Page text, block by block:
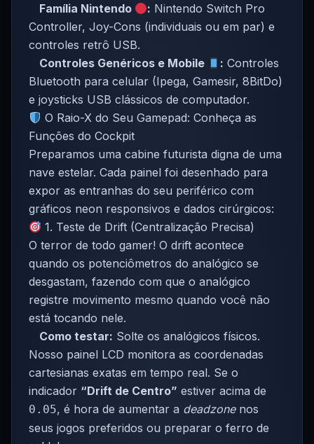
Família Nintendo
: Nintendo Switch Pro
Controller, Joy-Cons (individuais ou em par) e
controles retrô USB.
Controles Genéricos e Mobile
: Controles
Bluetooth para celular (Ipega, Gamesir, 8BitDo)
e joysticks USB clássicos de computador.
O Raio-X do Seu Gamepad: Conheça as
Funções do Cockpit
Preparamos uma cabine futurista digna de uma
nave estelar. Cada painel foi desenhado para
expor as entranhas do seu periférico com
gráficos neon responsivos e dados cirúrgicos:
1. Teste de Drift (Centralização Precisa)
O terror de todo gamer! O drift acontece
quando os potenciômetros do analógico se
desgastam, fazendo com que o analógico
registre movimento mesmo quando você não
está tocando nele.
Como testar: Solte os analógicos físicos.
Nosso painel LCD monitora as coordenadas
cartesianas exatas em tempo real. Se o
indicador “Drift de Centro” estiver acima de
0.05, é hora de aumentar a deadzonenos
seus jogos preferidos ou preparar o ferro de